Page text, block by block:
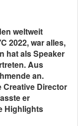
weltweit
2022, war alles,
hat als Speaker
Aus
an.
Creative Director
er
Highlights